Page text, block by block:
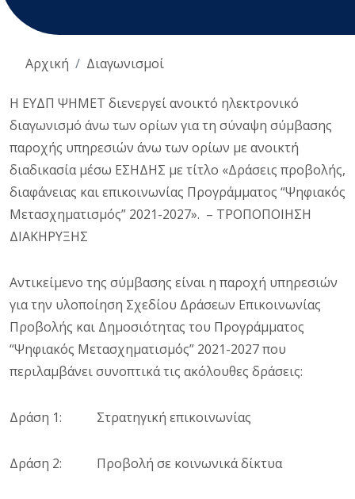
Αρχική Διαγωνισμοί
Η ΕΥΔΠ ΨΗΜΕΤ διενεργεί ανοικτό ηλεκτρονικό
διαγωνισμό άνω των ορίων για τη σύναψη σύμβασης
παροχής υπηρεσιών άνω των ορίων με ανοικτή
διαδικασία μέσω ΕΣΗΔΗΣ με τίτλο «Δράσεις προβολής,
διαφάνειας και επικοινωνίας Προγράμματος “Ψηφιακός
Μετασχηματισμός” 2021-2027». – ΤΡΟΠΟΠΟΙΗΣΗ
ΔΙΑΚΗΡΥΞΗΣ
Αντικείμενο της σύμβασης είναι η παροχή υπηρεσιών
για την υλοποίηση Σχεδίου Δράσεων Επικοινωνίας
Προβολής και Δημοσιότητας του Προγράμματος
“Ψηφιακός Μετασχηματισμός” 2021-2027 που
περιλαμβάνει συνοπτικά τις ακόλουθες δράσεις:
Δράση 1: Στρατηγική επικοινωνίας
Δράση 2: Προβολή σε κοινωνικά δίκτυα